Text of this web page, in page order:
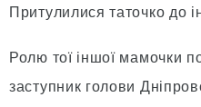
Притулилися таточко до
Ролю тої іншої мамочки
заступник голови